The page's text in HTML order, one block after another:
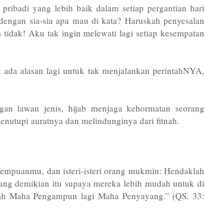
yang lebih baik dalam setiap pergantian hari
sia-sia apa mau di kata? Haruskah penyesalan
Aku tak ingin melewati lagi setiap kesempatan
alasan lagi untuk tak menjalankan perintahNYA,
lawan jenis, hijab menjaga kehormatan seorang
auratnya dan melindunginya dari fitnah.
dan isteri-isteri orang mukmin: Hendaklah
demikian itu supaya mereka lebih mudah untuk di
Pengampun lagi Maha Penyayang.” (QS. 33: